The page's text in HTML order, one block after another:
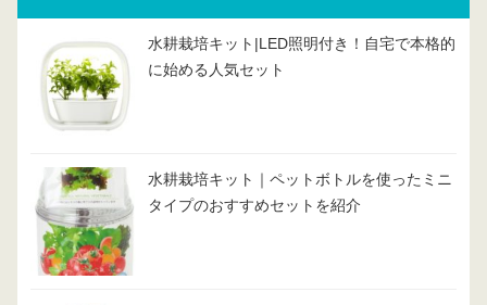
水耕栽培キット|LED照明付き！自宅で本格的
に始める人気セット
水耕栽培キット｜ペットボトルを使ったミニ
タイプのおすすめセットを紹介